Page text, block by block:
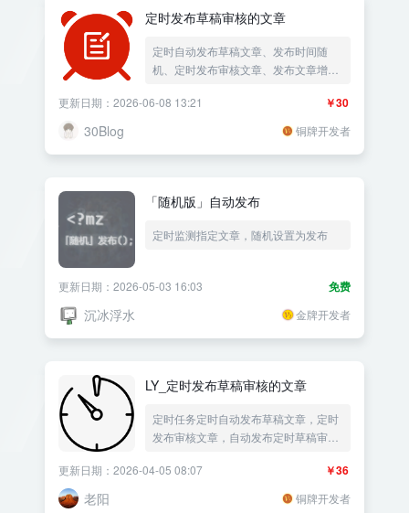
定时发布草稿审核的文章
定时自动发布草稿文章、发布时间随
机、定时发布审核文章、发布文章增加
￥30
更新日期：2026-06-08 13:21
30Blog 铜牌开发者
「随机版」自动发布
定时监测指定文章，随机设置为发布
免费
更新日期：2026-05-03 16:03
沉冰浮水 金牌开发者
LY_定时发布草稿审核的文章
定时任务定时自动发布草稿文章，定时
发布审核文章，自动发布定时草稿审核
持修改翻新文章发布时间日期，支持随
机文章发布，支持随机分类的文章发
布，支持随机增加文章阅读量
￥36
更新日期：2026-04-05 08:07
老阳 铜牌开发者